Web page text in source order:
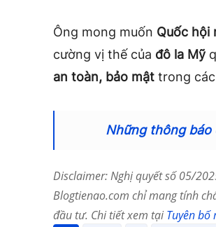
Ông mong muốn Quốc hội
cường vị thế của đô la Mỹ
an toàn, bảo mật trong
Những thông báo
Disclaimer: Nghị quyết số 05/
Blogtienao.com chỉ mang tính
đầu tư. Chi tiết xem tạiTuyên